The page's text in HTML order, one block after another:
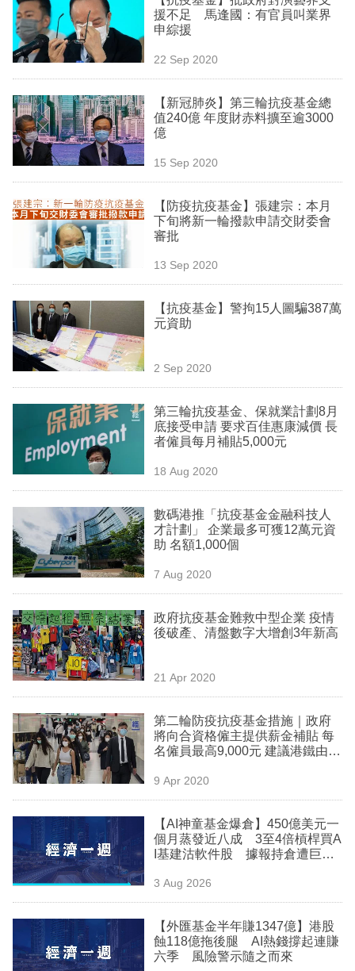
援不足 馬逢國：有官員叫業界
申綜援
22 Sep 2020
【新冠肺炎】第三輪抗疫基金總
值240億 年度財赤料擴至逾3000
億
15 Sep 2020
【防疫抗疫基金】張建宗：本月
下旬將新一輪撥款申請交財委會
審批
13 Sep 2020
【抗疫基金】警拘15人圖騙387萬
元資助
2 Sep 2020
第三輪抗疫基金、保就業計劃8月
底接受申請 要求百佳惠康減價 長
者僱員每月補貼5,000元
18 Aug 2020
數碼港推「抗疫基金金融科技人
才計劃」 企業最多可獲12萬元資
助 名額1,000個
7 Aug 2020
政府抗疫基金難救中型企業 疫情
後破產、清盤數字大增創3年新高
21 Apr 2020
第二輪防疫抗疫基金措施｜政府
將向合資格僱主提供薪金補貼 每
名僱員最高9,000元 建議港鐵由7
9 Apr 2020
【AI神童基金爆倉】450億美元一
個月蒸發近八成 3至4倍槓桿買A
I基建沽軟件股 據報持倉遭巨頭
3 Aug 2026
【外匯基金半年賺1347億】港股
蝕118億拖後腿 AI熱錢撐起連賺
六季 風險警示隨之而來